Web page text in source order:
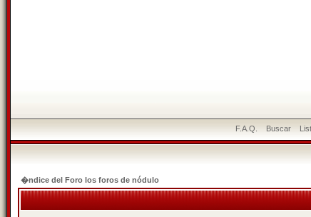
F.A.Q. Buscar
�ndice del Foro los foros de nódulo